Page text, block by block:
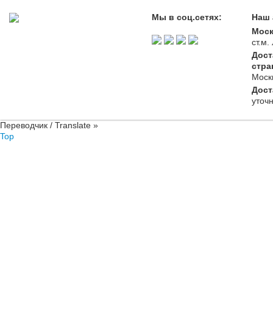
Мы в соц.сетях:
Наш
ст.м.
Переводчик / Translate »
Top